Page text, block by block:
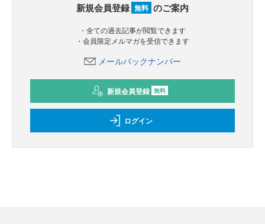
新規会員登録 無料 のご案内
・全ての過去記事が閲覧できます
・会員限定メルマガを受信できます
メールバックナンバー
新規会員登録 無料
ログイン